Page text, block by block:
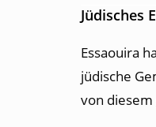
Jüdisches
Essaouira
jüdische
von